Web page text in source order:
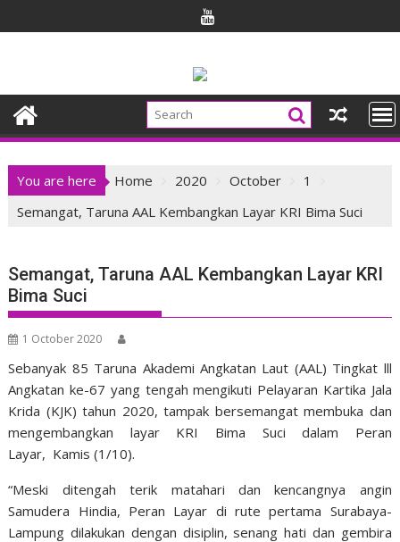
to
You are here Home 2020 October
1
Semangat, Taruna AAL Kembangkan Layar KRI Bima Suci
Semangat, Taruna AAL Kembangkan Layar KRI
Bima Suci
1 October 2020
Sebanyak 85 Taruna Akademi Angkatan Laut (AAL) Tingkat lll
Angkatan ke-67 yang tengah mengikuti Pelayaran Kartika Jala
Krida (KJK) tahun 2020, tampak bersemangat membuka dan
mengembangkan layar KRI Bima Suci dalam Peran
Layar, Kamis (1/10).
“Meski ditengah terik matahari dan kencangnya angin
Samudera Hindia, Peran Layar di rute pertama Surabaya-
Lampung dilakukan dengan disiplin, senang hati dan gembira